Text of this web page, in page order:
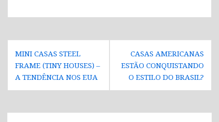
Navegação
de
Post
MINI CASAS STEEL
FRAME (TINY HOUSES) –
A TENDÊNCIA NOS EUA
CASAS AMERICANAS
ESTÃO CONQUISTANDO
O ESTILO DO BRASIL?